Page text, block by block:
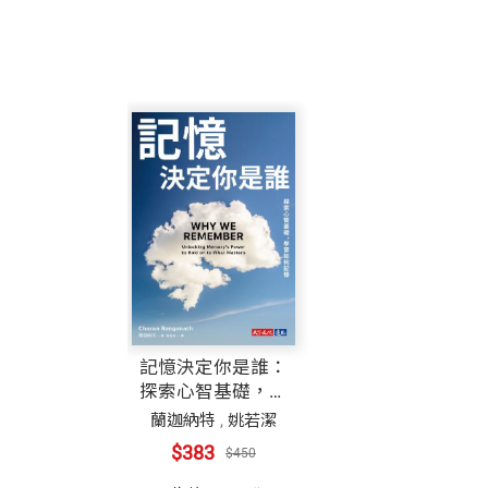
記憶決定你是誰：
探索心智基礎，學
習如何記憶
蘭迦納特 , 姚若潔
$383 $450